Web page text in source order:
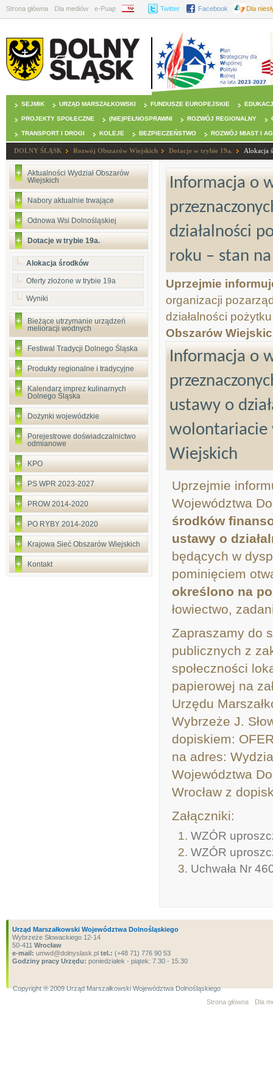
Strona główna Dla mediów e-Puap BIP Twitter Facebook Dla
SEJMIK URZĄD MARSZAŁKOWSKI FUNDUSZE EUROPEJSKIE
PROJEKTY SPOŁECZNE (NIE)PEŁNOSPRAWNI ROZWÓJ REGIONALNY
TRANSPORT I DROGI KOLEJE BEZPIECZEŃSTWO ROZWÓJ MIAST I
DOLNY ŚLĄSK Rozwój Obszarów Wiejskich Dotacje w trybie 19a. Alokacja
Aktualności Wydział Obszarów
Wiejskich
Nabory aktualnie trwające
Odnowa Wsi Dolnośląskiej
Dotacje w trybie 19a.
Alokacja środków
Oferty złożone w trybie 19a
Wyniki
Bieżące utrzymanie urządzeń
melioracji wodnych
Festiwal Tradycji Dolnego Śląska
Produkty regionalne i tradycyjne
Kalendarz imprez kulinarnych
Dolnego Śląska
Dożynki wojewódzkie
Porejestrowe doświadczalnictwo
odmianowe
KPO
PS WPR 2023-2027
PROW 2014-2020
PO RYBY 2014-2020
Krajowa Sieć Obszarów Wiejskich
Kontakt
Informacja o
działalności
roku – stan
Uprzejmie
organizacji
działalności
Obszarów
Informacja o
ustawy o
wolontariacie
Wiejskich
Uprzejmie
Województwa
środków
ustawy o
będących w
pominięciem
określono na
łowiectwo,
Zapraszamy do
publicznych z
społeczności
papierowej na
Urzędu
Wybrzeże J.
dopiskiem:
na adres:
Województwa
Wrocław z
Załączniki:
WZÓR
WZÓR
Uchwała Nr
Urząd Marszałkowski Województwa Dolnośląskiego
Wybrzeże Słowackiego 12-14
50-411 Wrocław
e-mail: umwd@dolnyslask.pl tel.: (+48 71) 776 90 53
Godziny pracy Urzędu: poniedziałek - piątek: 7.30 - 15.30
Copyright ® 2009 Urząd Marszałkowski Województwa Dolnośląskiego
Strona główna
Dla